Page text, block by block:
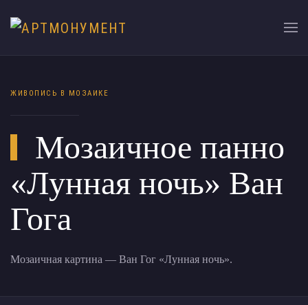
ЖИВОПИСЬ В МОЗАИКЕ
Мозаичное панно
«Лунная ночь» Ван
Гога
Мозаичная картина — Ван Гог «Лунная ночь».